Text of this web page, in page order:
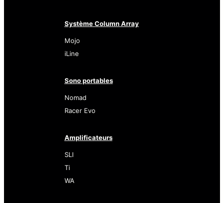
Système Column Array
Mojo
iLine
Sono portables
Nomad
Racer Evo
Amplificateurs
SLI
Ti
WA